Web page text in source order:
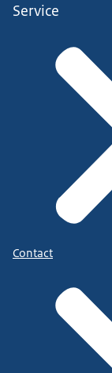
Service
Contact